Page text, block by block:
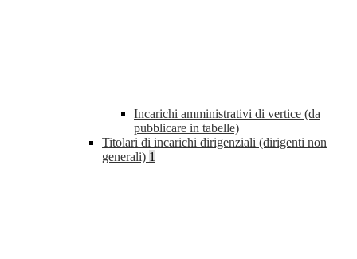
Incarichi amministrativi di vertice (da
pubblicare in tabelle)
Titolari di incarichi dirigenziali (dirigenti non
generali) 1